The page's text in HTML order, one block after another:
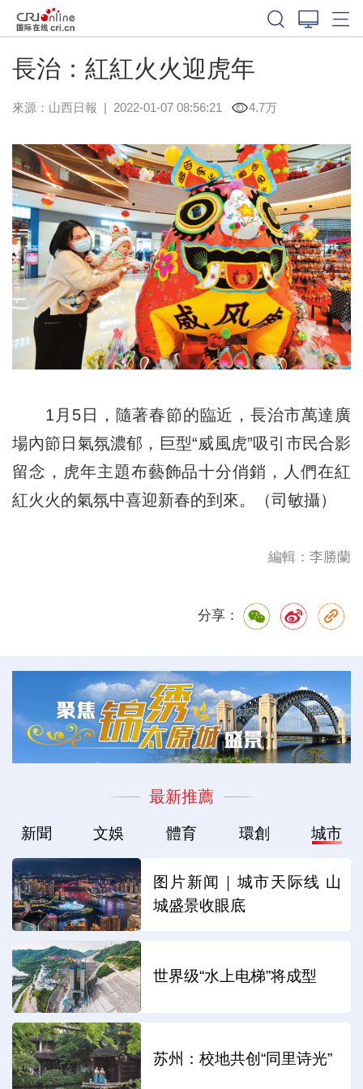
長治：紅紅火火迎虎年
來源： 山西日報 | 2022-01-07 08:56:21 4.7万
1月5日，隨著春節的臨近，長治市萬達廣
場內節日氣氛濃郁，巨型“威風虎”吸引市民合影
留念，虎年主題布藝飾品十分俏銷，人們在紅
紅火火的氣氛中喜迎新春的到來。（司敏攝）
編輯：李勝蘭
分享：
最新推薦
新聞 文娛 體育 環創 城市
图片新闻｜城市天际线 山
城盛景收眼底
世界级“水上电梯”将成型
苏州：校地共创“同里诗光”